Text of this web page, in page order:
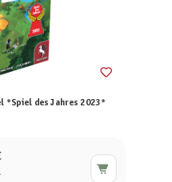
*Spiel des Jahres 2023*